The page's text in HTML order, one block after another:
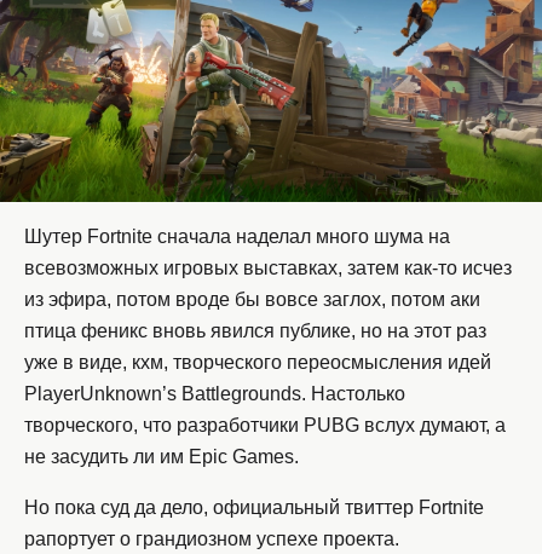
Шутер Fortnite сначала наделал много шума на
всевозможных игровых выставках, затем как-то исчез
из эфира, потом вроде бы вовсе заглох, потом аки
птица феникс вновь явился публике, но на этот раз
уже в виде, кхм, творческого переосмысления идей
PlayerUnknown’s Battlegrounds. Настолько
творческого, что разработчики PUBG вслух думают, а
не засудить ли им Epic Games.
Но пока суд да дело, официальный твиттер Fortnite
рапортует о грандиозном успехе проекта.